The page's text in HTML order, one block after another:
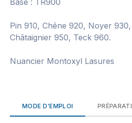
Base : TR900
Pin 910, Chêne 920, Noyer
Châtaignier 950, Teck 960.
Nuancier Montoxyl Lasures
MODE D'EMPLOI